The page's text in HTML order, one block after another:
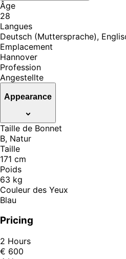
Âge
28
Langues
Deutsch (Muttersprache),
Emplacement
Hannover
Profession
Angestellte
Appearance
Taille de Bonnet
B, Natur
Taille
171 cm
Poids
63 kg
Couleur des Yeux
Blau
Pricing
2 Hours
€ 600